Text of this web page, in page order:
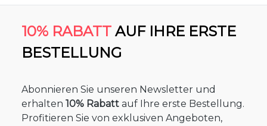
10% RABATT AUF IHRE ERSTE
BESTELLUNG
Abonnieren Sie unseren Newsletter und
erhalten 10% Rabatt auf Ihre erste Bestellung.
Profitieren Sie von exklusiven Angeboten,